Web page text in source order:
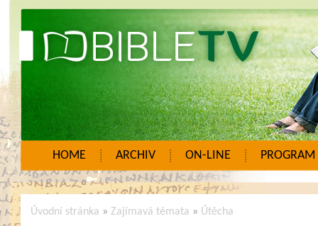
HOME ARCHIV ON-LINE PROGRAM
Úvodní stránka »Zajímavá témata » Útěcha